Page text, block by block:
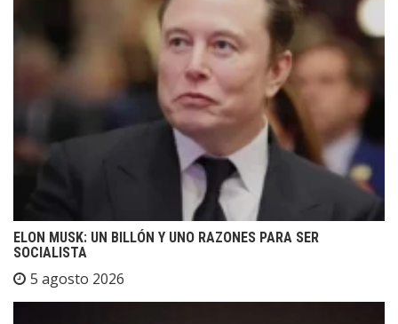
ELON MUSK: UN BILLÓN Y UNO RAZONES PARA SER
SOCIALISTA
5 agosto 2026